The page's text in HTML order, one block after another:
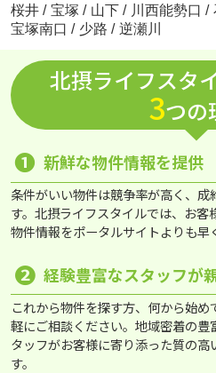
桜井 / 宝塚 / 山下 / 川西能勢口 /
宝塚南口 / 少路 / 逆瀬川
北摂ライフスタ
3つの
❶ 新鮮な物件情報を提供
条件がいい物件は競争率が高く、
す。北摂ライフスタイルでは、お
物件情報をポータルサイトよりも早
❷ 経験豊富なスタッフが
これから物件を探す方、何から始
軽にご相談ください。地域密着の
タッフがお客様に寄り添った質の
す。